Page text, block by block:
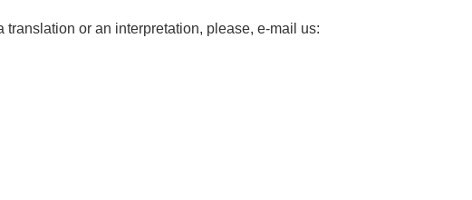
translation or an interpretation, please, e-mail us: